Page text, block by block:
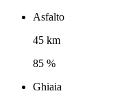
Asfalto
45 km
85 %
Ghiaia